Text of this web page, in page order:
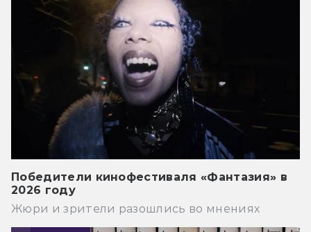
Победители кинофестиваля «Фантазия» в
2026 году
Жюри и зрители разошлись во мнениях